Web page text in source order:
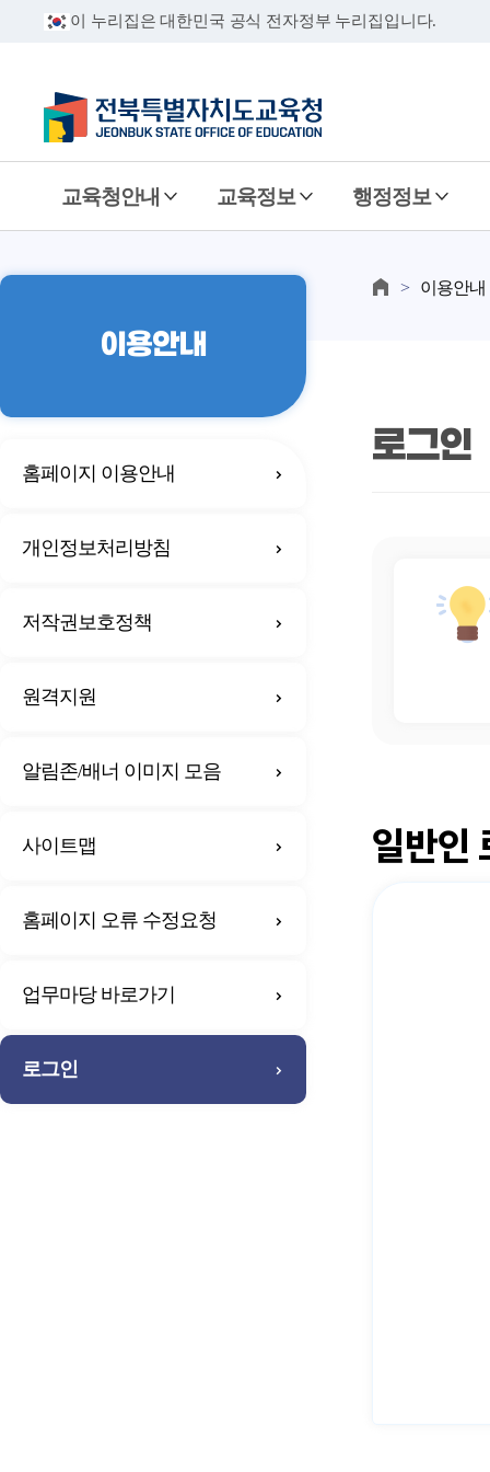
이 누리집은 대한민국 공식 전자정부 누리집입니다.
교육청안내 교육정보 행정정보
이용안내
홈페이지 이용안내
개인정보처리방침
저작권보호정책
원격지원
알림존/배너 이미지 모음
사이트맵
홈페이지 오류 수정요청
업무마당 바로가기
로그인
이용안내
로그인
일반인